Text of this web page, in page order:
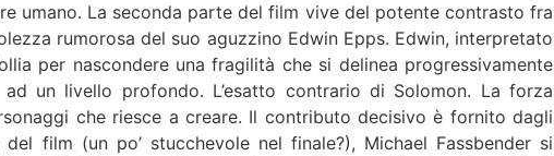
umano. La seconda parte del film vive del potente contrasto fra
rumorosa del suo aguzzino Edwin Epps. Edwin, interpretato
per nascondere una fragilità che si delinea progressivamente
un livello profondo. L’esatto contrario di Solomon. La forza
che riesce a creare. Il contributo decisivo è fornito dagli
film (un po’ stucchevole nel finale?), Michael Fassbender si